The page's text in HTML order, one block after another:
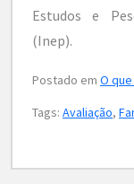
Estudos e
(Inep).
Postado em O
Tags: Avaliação,